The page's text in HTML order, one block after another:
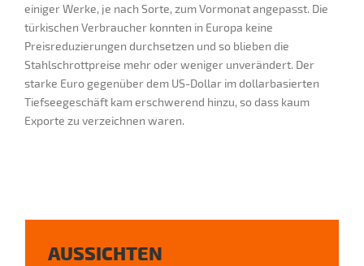
einiger Werke, je nach Sorte, zum Vormonat angepasst. Die
türkischen Verbraucher konnten in Europa keine
Preisreduzierungen durchsetzen und so blieben die
Stahlschrottpreise mehr oder weniger unverändert. Der
starke Euro gegenüber dem US-Dollar im dollarbasierten
Tiefseegeschäft kam erschwerend hinzu, so dass kaum
Exporte zu verzeichnen waren.
AUSSICHTEN